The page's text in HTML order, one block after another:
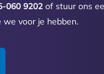
060 9202 of stuur ons
we voor je hebben.